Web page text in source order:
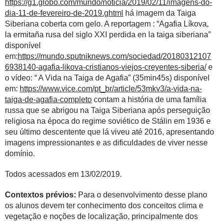
https://g1.globo.com/mundo/noticia/2019/02/11/imagens-do-
dia-11-de-fevereiro-de-2019.ghtml há imagem da Taiga
Siberiana coberta com gelo. A reportagem : “Agafia Líkova,
la ermitaña rusa del siglo XXI perdida en la taiga siberiana”
disponível
em:https://mundo.sputniknews.com/sociedad/20180312107
6938140-agafia-likova-cristianos-viejos-creyentes-siberia/e
o vídeo: “ A Vida na Taiga de Agafia” (35min45s) disponível
em: https://www.vice.com/pt_br/article/53mkv3/a-vida-na-
taiga-de-agafia-completo contam a história de uma família
russa que se abrigou na Taiga Siberiana após perseguição
religiosa na época do regime soviético de Stálin em 1936 e
seu último descentente que lá viveu até 2016, apresentando
imagens impressionantes e as dificuldades de viver nesse
domínio.
Todos acessados em 13/02/2019.
Contextos prévios: Para o desenvolvimento desse plano
os alunos devem ter conhecimento dos conceitos clima e
vegetação e noções de localização, principalmente dos